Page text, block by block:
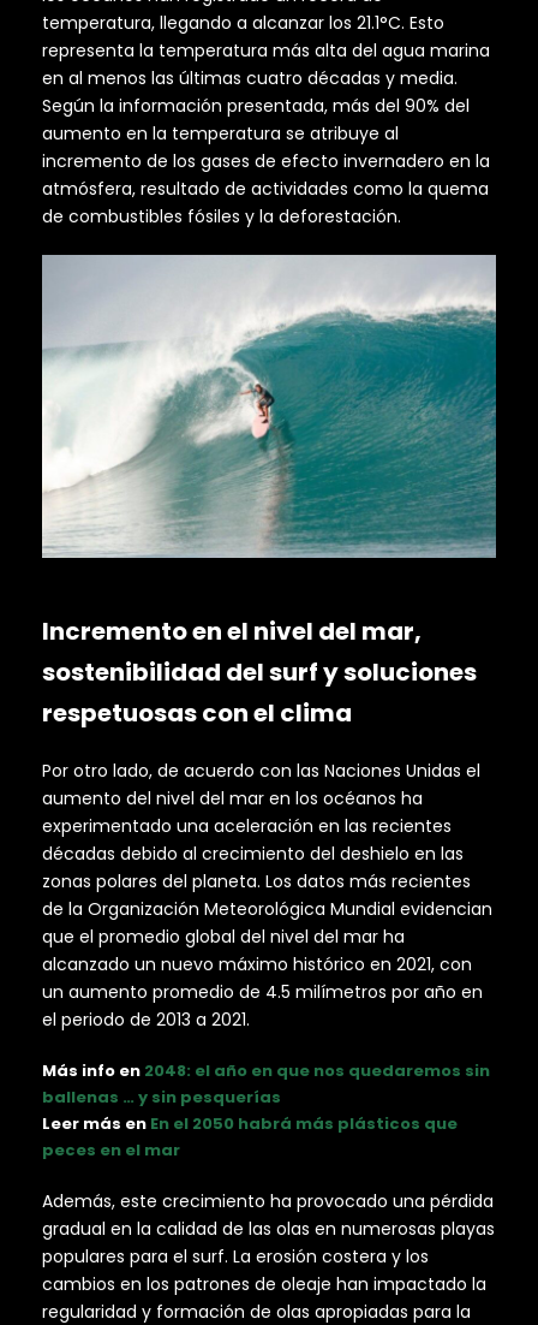
temperatura, llegando a alcanzar los 21.1°C. Esto
representa la temperatura más alta del agua marina
en al menos las últimas cuatro décadas y media.
Según la información presentada, más del 90% del
aumento en la temperatura se atribuye al
incremento de los gases de efecto invernadero en la
atmósfera, resultado de actividades como la quema
de combustibles fósiles y la deforestación.
Incremento en el nivel del mar,
sostenibilidad del surf y soluciones
respetuosas con el clima
Por otro lado, de acuerdo con las Naciones Unidas el
aumento del nivel del mar en los océanos ha
experimentado una aceleración en las recientes
décadas debido al crecimiento del deshielo en las
zonas polares del planeta. Los datos más recientes
de la Organización Meteorológica Mundial evidencian
que el promedio global del nivel del mar ha
alcanzado un nuevo máximo histórico en 2021, con
un aumento promedio de 4.5 milímetros por año en
el periodo de 2013 a 2021.
Más info en 2048: el año en que nos quedaremos sin
ballenas … y sin pesquerías
Leer más en En el 2050 habrá más plásticos que
peces en el mar
Además, este crecimiento ha provocado una pérdida
gradual en la calidad de las olas en numerosas playas
populares para el surf. La erosión costera y los
cambios en los patrones de oleaje han impactado la
regularidad y formación de olas apropiadas para la